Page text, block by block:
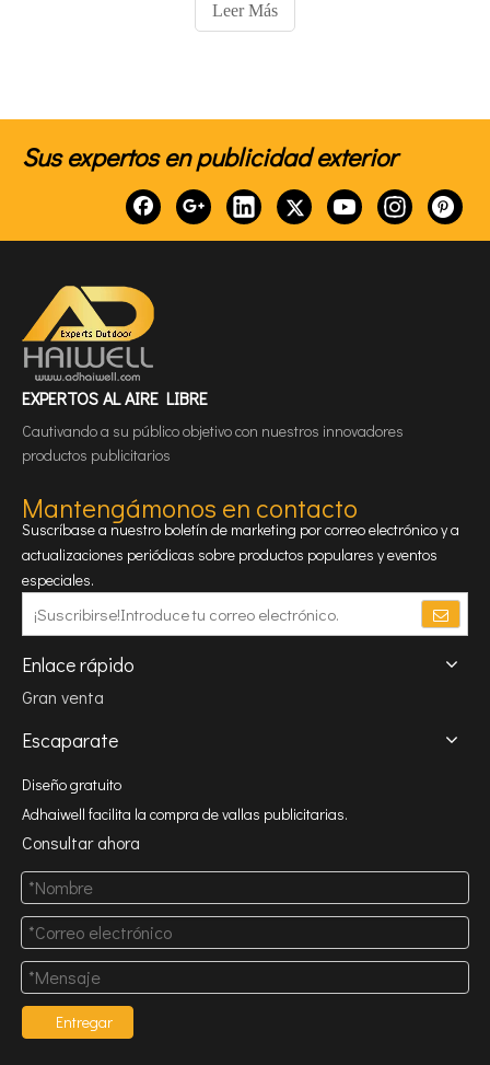
Leer Más
Sus expertos en publicidad exterior
EXPERTOS AL AIRE LIBRE
Cautivando a su público objetivo con nuestros innovadores
productos publicitarios
Mantengámonos en contacto
Suscríbase a nuestro boletín de marketing por correo electrónico y a
actualizaciones periódicas sobre productos populares y eventos
especiales.
Enlace rápido
Gran venta
Escaparate
Diseño gratuito
Adhaiwell facilita la compra de vallas publicitarias.
Consultar ahora
Entregar